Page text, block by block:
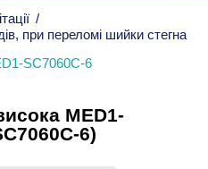
/
при переломі шийки стегна
SC7060C-6
MED1-
6)